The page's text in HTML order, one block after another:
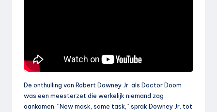
De onthulling van Robert Downey Jr. als Doctor Doom
was een meesterzet die werkelijk niemand zag
aankomen. “New mask, same task,” sprak Downey Jr. tot